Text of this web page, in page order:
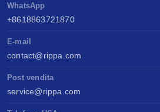
WhatsApp
+8618863721870
E-mail
contact@rippa.com
Post vendita
service@rippa.com